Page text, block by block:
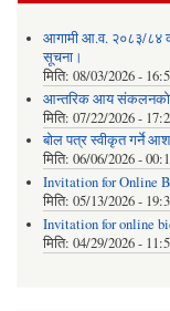
आगामी आ.व. २०८३/८४
सूचना।
मिति: 08/03/2026 -
आन्तरिक आय संकलनको
मिति: 07/22/2026 -
बोल पत्र स्वीकृत गर्ने
मिति: 06/06/2026 -
Invitation for Online
मिति: 05/13/2026 -
Invitation for online
मिति: 04/29/2026 -